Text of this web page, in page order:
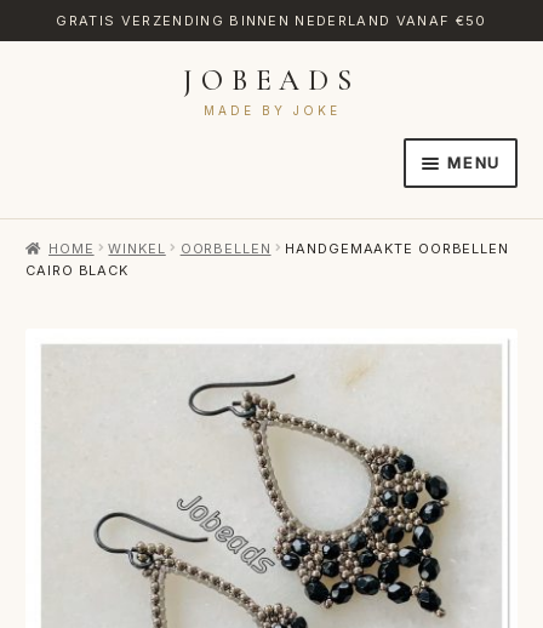
GRATIS VERZENDING BINNEN NEDERLAND VANAF €50
JOBEADS
MADE BY JOKE
MENU
AFREKENEN
TRANSLATE
VERLANGLIJST
VERZENDKOSTEN
HOME WINKEL OORBELLEN
HANDGEMAAKTE OORBELLEN
CAIRO BLACK